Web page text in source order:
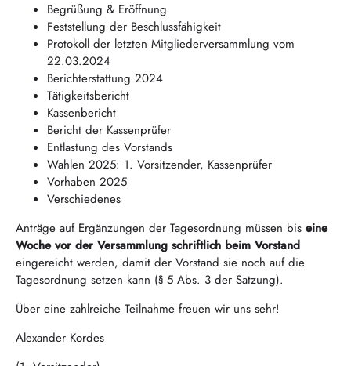
Begrüßung & Eröffnung
Feststellung der Beschlussfähigkeit
Protokoll der letzten Mitgliederversammlung vom
22.03.2024
Berichterstattung 2024
Tätigkeitsbericht
Kassenbericht
Bericht der Kassenprüfer
Entlastung des Vorstands
Wahlen 2025: 1. Vorsitzender, Kassenprüfer
Vorhaben 2025
Verschiedenes
Anträge auf Ergänzungen der Tagesordnung müssen bis eine
Woche vor der Versammlung schriftlich beim Vorstand
eingereicht werden, damit der Vorstand sie noch auf die
Tagesordnung setzen kann (§ 5 Abs. 3 der Satzung).
Über eine zahlreiche Teilnahme freuen wir uns sehr!
Alexander Kordes